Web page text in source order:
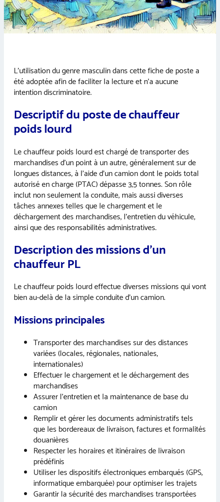
L’utilisation du genre masculin dans cette fiche de poste a
été adoptée afin de faciliter la lecture et n’a aucune
intention discriminatoire.
Descriptif du poste de chauffeur
poids lourd
Le chauffeur poids lourd est chargé de transporter des
marchandises d’un point à un autre, généralement sur de
longues distances, à l’aide d’un camion dont le poids total
autorisé en charge (PTAC) dépasse 3,5 tonnes. Son rôle
inclut non seulement la conduite, mais aussi diverses
tâches annexes telles que le chargement et le
déchargement des marchandises, l’entretien du véhicule,
ainsi que des responsabilités administratives.
Description des missions d’un
chauffeur PL
Le chauffeur poids lourd effectue diverses missions qui vont
bien au-delà de la simple conduite d’un camion.
Missions principales
Transporter des marchandises sur des distances
variées (locales, régionales, nationales,
internationales)
Effectuer le chargement et le déchargement des
marchandises
Assurer l’entretien et la maintenance de base du
camion
Remplir et gérer les documents administratifs tels
que les bordereaux de livraison, factures et formalités
douanières
Respecter les horaires et itinéraires de livraison
prédéfinis
Utiliser les dispositifs électroniques embarqués (GPS,
informatique embarquée) pour optimiser les trajets
Garantir la sécurité des marchandises transportées